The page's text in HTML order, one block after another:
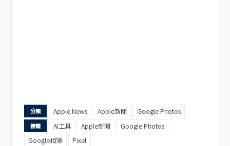
分類 Apple News Apple新聞 Google Photos
標籤 AI工具 Apple新聞
Google Photos
Google相簿
Pixel